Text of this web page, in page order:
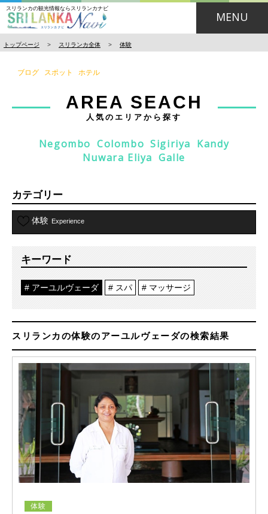
スリランカの観光情報ならスリランカナビ
MENU
トップページ > スリランカ全体 > 体験
ブログ スポット ホテル
AREA SEACH
人気のエリアから探す
Negombo Colombo Sigiriya Kandy
Nuwara Eliya Galle
カテゴリー
体験 Experience
キーワード
アーユルヴェーダ スパ マッサージ
スリランカの体験のアーユルヴェーダの検索結果
体験